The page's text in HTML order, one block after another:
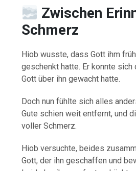
Zwischen
Schmerz
Hiob wusste, dass Gott ihm
geschenkt hatte. Er konnte sich
Gott über ihn gewacht hatte.
Doch nun fühlte sich alles
Gute schien weit entfernt, und
voller Schmerz.
Hiob versuchte, beides
Gott, der ihn geschaffen und